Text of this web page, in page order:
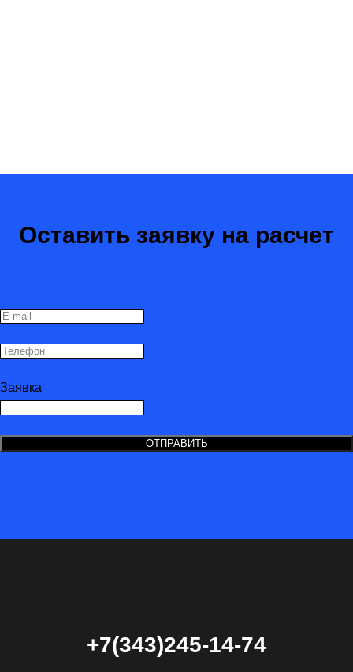
Оставить заявку на расчет
Заявка
ОТПРАВИТЬ
+7(343)245-14-74